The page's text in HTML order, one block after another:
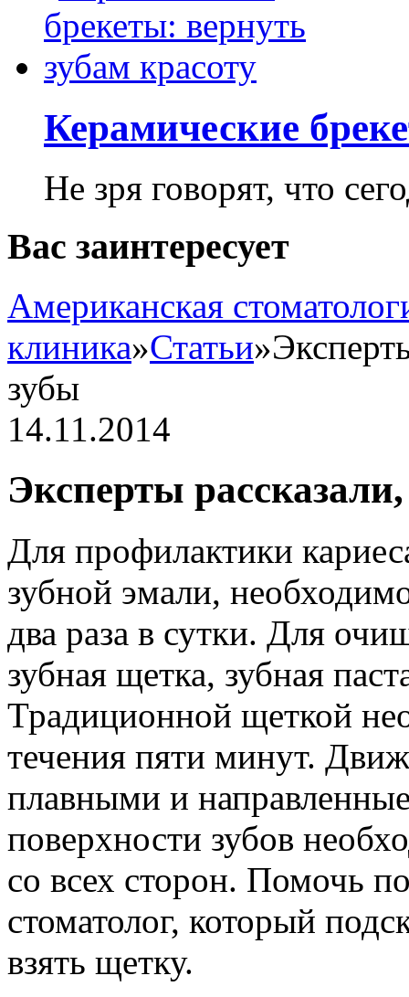
Керамические
Не зря говорят, что
Вас заинтересует
Американская
клиника»Статьи»
зубы
14.11.2014
Эксперты
Для профилактики
зубной эмали,
два раза в сутки. Для
зубная щетка, зубная
Традиционной щеткой
течения пяти минут.
плавными и
поверхности зубов
со всех сторон. Помочь
стоматолог, который
взять щетку.